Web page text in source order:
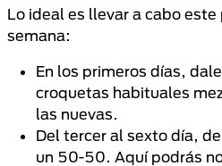
Lo ideal es llevar a cabo
semana:
En los primeros días,
croquetas habituales
las nuevas.
Del tercer al sexto día,
un 50-50. Aquí podrás